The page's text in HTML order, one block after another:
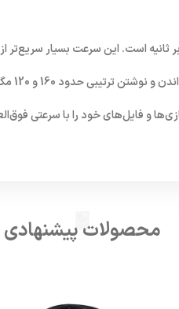
محصولات پیشنهادی